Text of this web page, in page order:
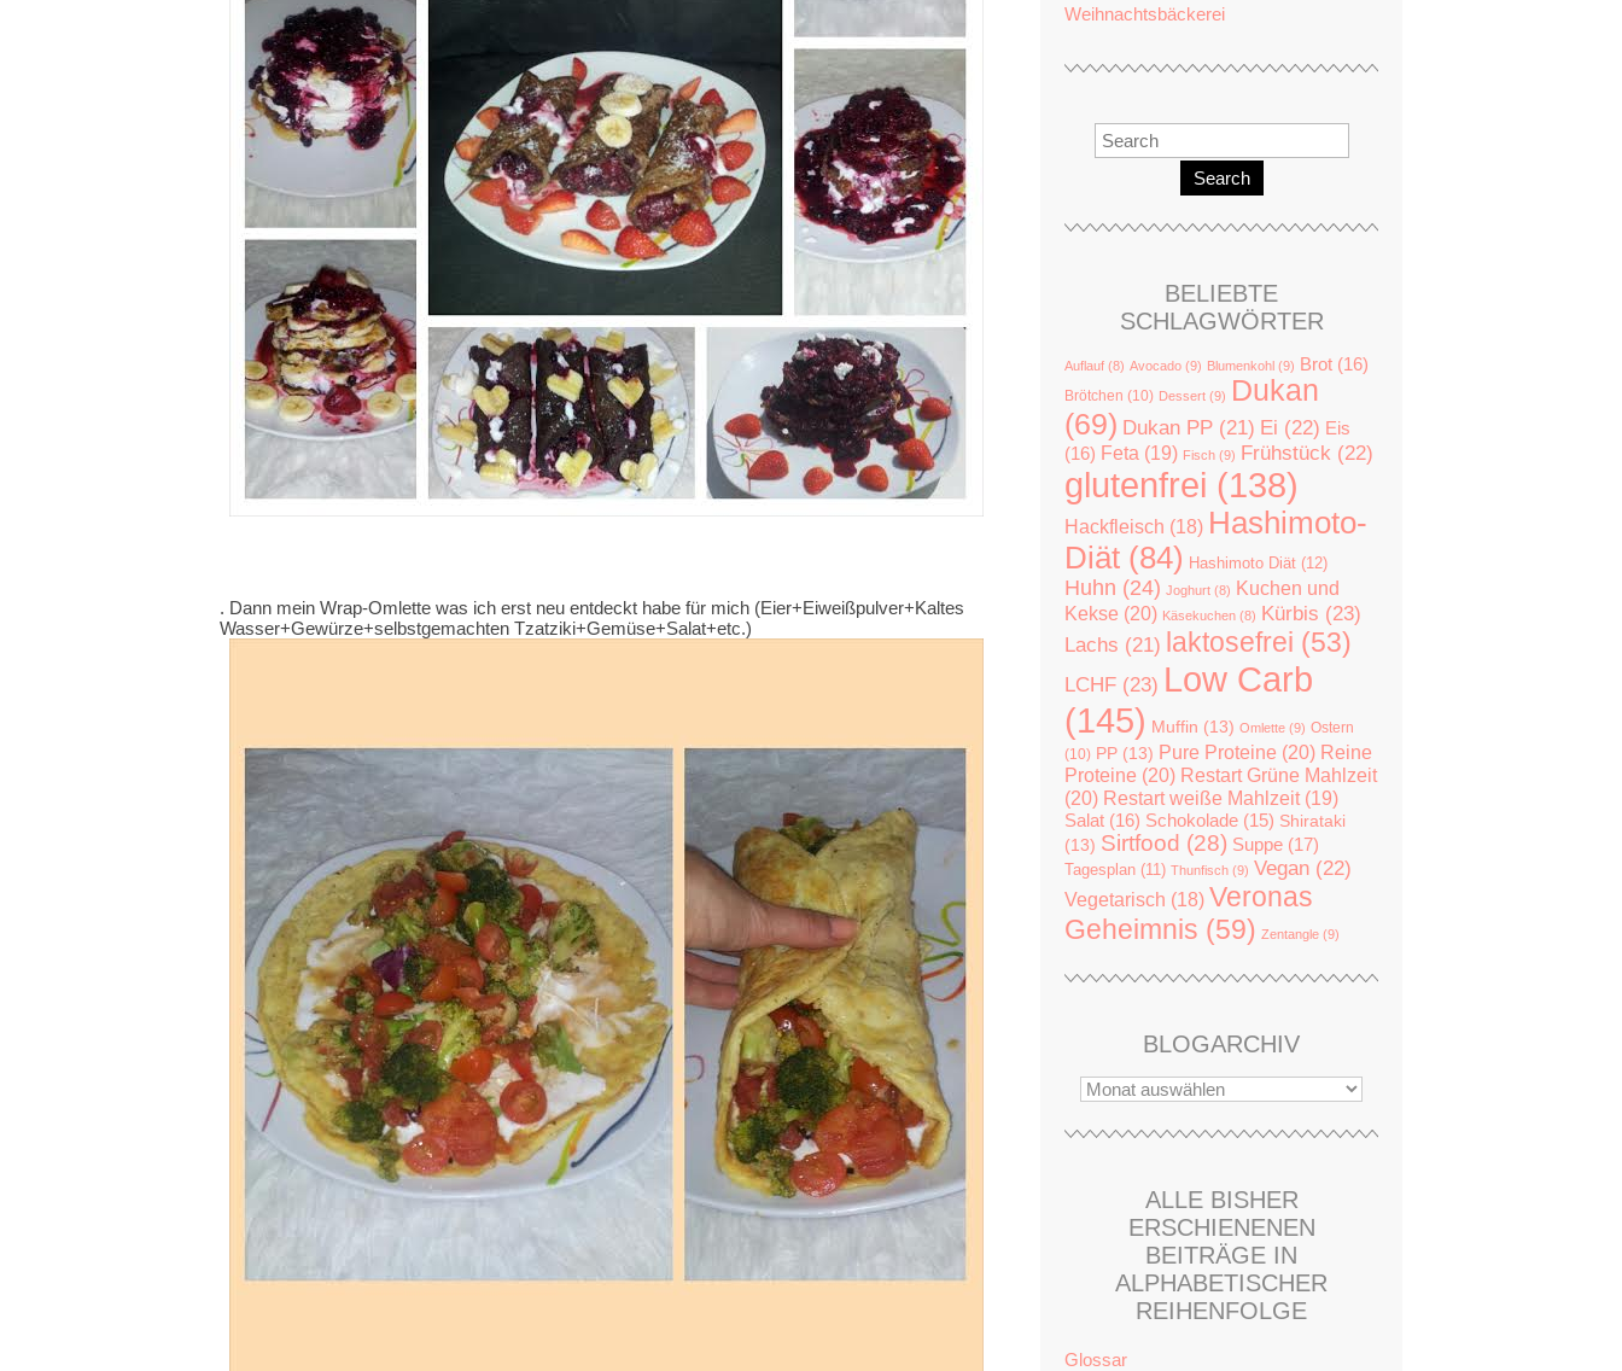
. Dann mein Wrap-Omlette was ich erst neu entdeckt habe für mich (Eier+Eiweißpulver+Kaltes
Wasser+Gewürze+selbstgemachten Tzatziki+Gemüse+Salat+etc.)
Weihnachtsbäckerei
Search
BELIEBTE
SCHLAGWÖRTER
Auflauf (8) Avocado (9) Blumenkohl (9) Brot (16)
Brötchen (10) Dessert (9) Dukan
(69) Dukan PP (21) Ei (22) Eis
(16) Feta (19) Fisch (9) Frühstück (22)
glutenfrei (138)
Hackfleisch (18) Hashimoto-
Diät (84) Hashimoto Diät (12)
Huhn (24) Joghurt (8) Kuchen und
Kekse (20) Käsekuchen (8) Kürbis (23)
Lachs (21) laktosefrei (53)
LCHF (23) Low Carb
(145) Muffin (13) Omlette (9) Ostern
(10) PP (13) Pure Proteine (20) Reine
Proteine (20) Restart Grüne Mahlzeit
(20) Restart weiße Mahlzeit (19)
Salat (16) Schokolade (15) Shirataki
(13) Sirtfood (28) Suppe (17)
Tagesplan (11) Thunfisch (9) Vegan (22)
Vegetarisch (18) Veronas
Geheimnis (59) Zentangle (9)
BLOGARCHIV
ALLE BISHER
ERSCHIENENEN
BEITRÄGE IN
ALPHABETISCHER
REIHENFOLGE
Glossar